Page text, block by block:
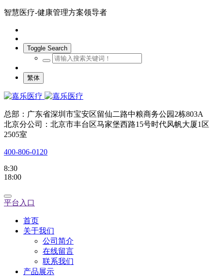
智慧医疗-健康管理方案领导者
Toggle Search
繁体
总部：广东省深圳市宝安区留仙二路中粮商务公园2栋803A
北京分公司：北京市丰台区马家堡西路15号时代风帆大厦1区
2505室
400-806-0120
8:30
18:00
平台入口
首页
关于我们
公司简介
在线留言
联系我们
产品展示